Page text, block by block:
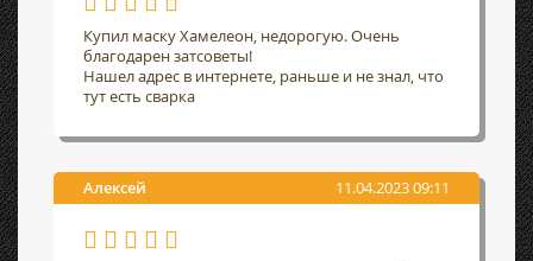
Купил маску Хамелеон, недорогую. Очень
благодарен затсоветы!
Нашел адрес в интернете, раньше и не знал, что
тут есть сварка
Алексей 11.04.2023 09:11